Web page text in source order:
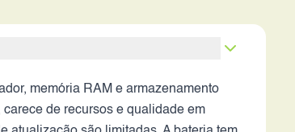
memória RAM e armazenamento
de recursos e qualidade em